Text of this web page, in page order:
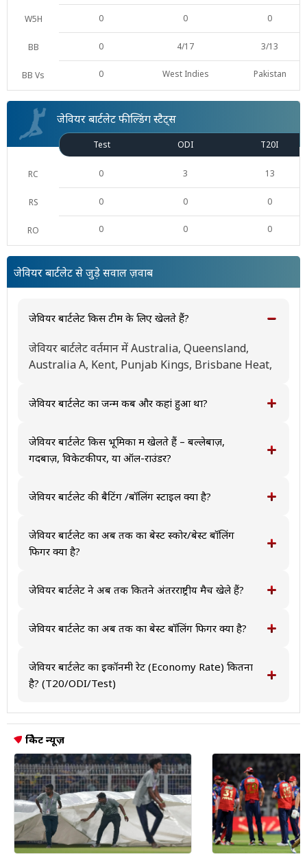
W5H
BB
BB Vs
0 0 0
0 4/17 3/13
0 West Indies Pakistan
जेवियर बार्टलेट फील्डिंग स्टैट्स
RC
RS
RO
Test ODI T20I
0 3 13
0 0 0
0 0 0
जेवियर बार्टलेट से जुड़े सवाल ज़वाब
जेवियर बार्टलेट किस टीम के लिए खेलते हैं?
जेवियर बार्टलेट वर्तमान में Australia, Queensland,
Australia A, Kent, Punjab Kings, Brisbane Heat,
Gold Coast के लिए खेलते हैं और अंतरराष्ट्रीय स्तर पर
Australia, Australia Under-19 का प्रतिनिधित्व करते हैं।
जेवियर बार्टलेट का जन्म कब और कहां हुआ था?
Australia में हुआ था।
जेवियर बार्टलेट किस भूमिका में खेलते हैं – बल्लेबाज़,
गेंदबाज़, विकेटकीपर, या ऑल-राउंडर?
जेवियर बार्टलेट की बैटिंग /बॉलिंग स्टाइल क्या है?
मध्यम गेंदबाज है।
जेवियर बार्टलेट का अब तक का बेस्ट स्कोर/बेस्ट बॉलिंग
फिगर क्या है?
0,वनडे क्रिकेट में 52, और टी20 अंतरराष्ट्रीय मैच में 34 है,
जबकि उनकी सर्वश्रेष्ठ गेंदबाज़ी फिगर टेस्ट क्रिकेट में 0,वनडे
जेवियर बार्टलेट ने अब तक कितने अंतरराष्ट्रीय मैच खेले हैं?
अंतरराष्ट्रीय मैच खेले हैं।
जेवियर बार्टलेट का अब तक का बेस्ट बॉलिंग फिगर क्या है?
क्रिकेट में 4/17, और टी20 अंतरराष्ट्रीय मैच में 3/13 रही है।
जेवियर बार्टलेट का इकॉनमी रेट (Economy Rate) कितना
है? (T20/ODI/Test)
टी20 में 8.00 है।
क्रिकेट न्यूज़